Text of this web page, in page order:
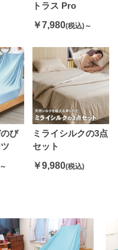
トラス Pro
￥7,980(税込)～
び
ミライシルクの3点
セット
￥9,980(税込)